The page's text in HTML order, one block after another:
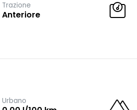
Trazione
Anteriore
Urbano